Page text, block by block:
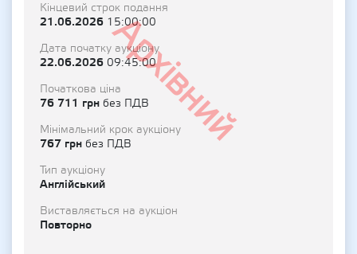
Архівний
Кінцевий строк подання
21.06.2026 15:00:00
Дата початку аукціону
22.06.2026 09:45:00
Початкова ціна
76 711 грн без ПДВ
Мінімальний крок аукціону
767 грн без ПДВ
Тип аукціону
Англійський
Виставляється на аукціон
Повторно